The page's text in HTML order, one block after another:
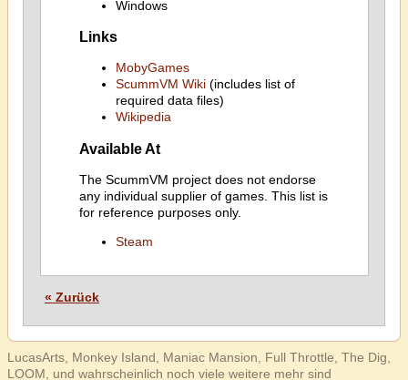
Windows
Links
MobyGames
ScummVM Wiki(includes list of
required data files)
Wikipedia
Available At
The ScummVM project does not endorse
any individual supplier of games. This list is
for reference purposes only.
Steam
« Zurück
LucasArts, Monkey Island, Maniac Mansion, Full Throttle, The Dig,
LOOM, und wahrscheinlich noch viele weitere mehr sind